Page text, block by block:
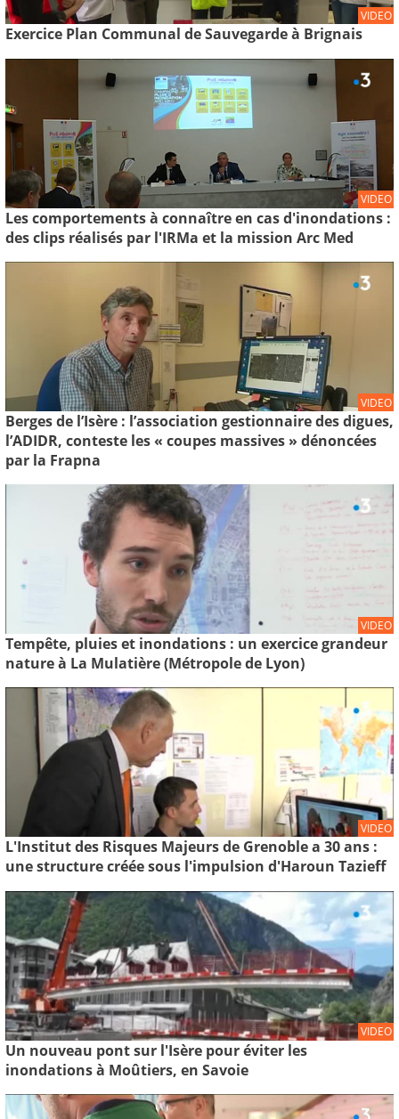
VIDEO
Exercice Plan Communal de Sauvegarde à Brignais
VIDEO
Les comportements à connaître en cas d'inondations :
des clips réalisés par l'IRMa et la mission Arc Med
VIDEO
Berges de l’Isère : l’association gestionnaire des digues,
l’ADIDR, conteste les « coupes massives » dénoncées
par la Frapna
VIDEO
Tempête, pluies et inondations : un exercice grandeur
nature à La Mulatière (Métropole de Lyon)
VIDEO
L'Institut des Risques Majeurs de Grenoble a 30 ans :
une structure créée sous l'impulsion d'Haroun Tazieff
VIDEO
Un nouveau pont sur l'Isère pour éviter les
inondations à Moûtiers, en Savoie